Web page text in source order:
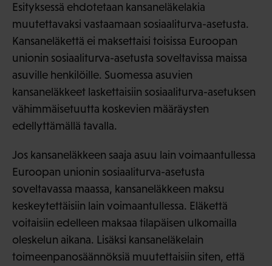
Esityksessä ehdotetaan kansaneläkelakia
muutettavaksi vastaamaan sosiaaliturva-asetusta.
Kansaneläkettä ei maksettaisi toisissa Euroopan
unionin sosiaaliturva-asetusta soveltavissa maissa
asuville henkilöille. Suomessa asuvien
kansaneläkkeet laskettaisiin sosiaaliturva-asetuksen
vähimmäisetuutta koskevien määräysten
edellyttämällä tavalla.
Jos kansaneläkkeen saaja asuu lain voimaantullessa
Euroopan unionin sosiaaliturva-asetusta
soveltavassa maassa, kansaneläkkeen maksu
keskeytettäisiin lain voimaantullessa. Eläkettä
voitaisiin edelleen maksaa tilapäisen ulkomailla
oleskelun aikana. Lisäksi kansaneläkelain
toimeenpanosäännöksiä muutettaisiin siten, että